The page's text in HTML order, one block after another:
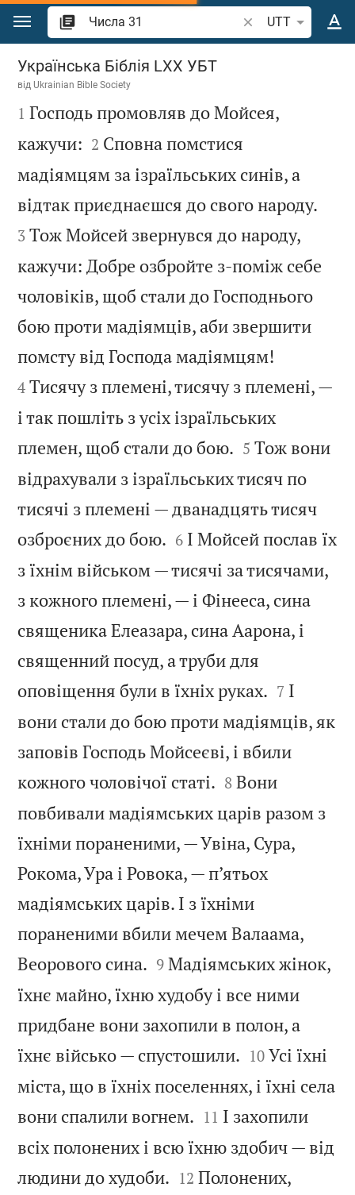
Перейти до вмісту
Шукати біблійний
UTT
Числа 31
Українська Біблія LXX УБТ
відUkrainian Bible Society

1 Господь промовляв до Мойсея,
кажучи: 

2 Сповна помстися
мадіямцям за ізраїльських синів, а
відтак приєднаєшся до свого народу.
3 Тож Мойсей звернувся до народу,
кажучи: Добре озбройте з-поміж себе
чоловіків, щоб стали до Господнього
бою проти мадіямців, аби звершити
помсту від Господа мадіямцям!
4 Тисячу з племені, тисячу з племені, —
і так пошліть з усіх ізраїльських
племен, щоб стали до бою. 

5 Тож вони
відрахували з ізраїльських тисяч по
тисячі з племені — дванадцять тисяч
озброєних до бою. 

6 І Мойсей послав їх
з їхнім військом — тисячі за тисячами,
з кожного племені, — і Фінееса, сина
священика Елеазара, сина Аарона, і
священний посуд, а труби для
оповіщення були в їхніх руках. 

7 І
вони стали до бою проти мадіямців, як
заповів Господь Мойсеєві, і вбили
кожного чоловічої статі. 

8 Вони
повбивали мадіямських царів разом з
їхніми пораненими, — Увіна, Сура,
Рокома, Ура і Ровока, — п’ятьох
мадіямських царів. І з їхніми
пораненими вбили мечем Валаама,
Веорового сина. 

9 Мадіямських жінок,
їхнє майно, їхню худобу і все ними
придбане вони захопили в полон, а
їхнє військо — спустошили. 

10 Усі їхні
міста, що в їхніх поселеннях, і їхні села
вони спалили вогнем. 

11 І захопили
всіх полонених і всю їхню здобич — від
людини до худоби. 

12 Полонених,